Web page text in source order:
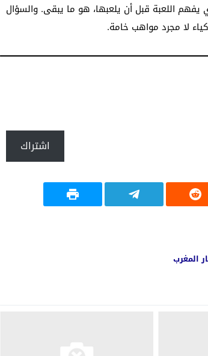
يفهم اللعبة قبل أن يلعبها، هو ما يبقى. والسؤال
لا مجرد مواهب خامة.
اشتراك
المغرب